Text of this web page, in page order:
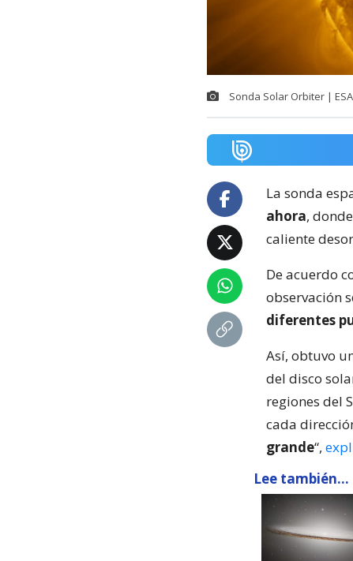
Sonda Solar Orbiter | ESA
La sonda
ahora,
caliente
De acuerdo
observación
diferentes
Así, obtuvo
del disco
regiones del
cada
grande“,
Lee también...